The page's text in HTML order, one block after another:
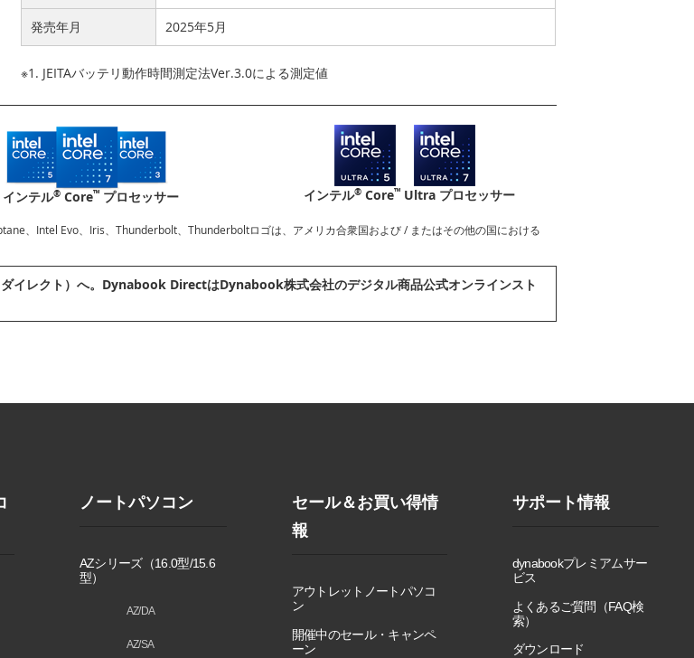
発売年月 2025年5月
※1. JEITAバッテリ動作時間測定法Ver.3.0による測定値
インテル® Core™ プロセッサー インテル®Core™Ultra プロセッサー
、Intel Evo、Iris、Thunderbolt、Thunderboltロゴは、アメリカ合衆国および / またはその他の国における
イレクト）へ。Dynabook DirectはDynabook株式会社のデジタル商品公式オンラインスト
ノートパソコン
AZシリーズ（16.0型/15.6
型）
AZ/DA
AZ/SA
セール＆お買い得情
報
アウトレットノートパソコ
ン
開催中のセール・キャンペ
ーン
サポート情報
dynabookプレミアムサー
ビス
よくあるご質問（FAQ検
索）
ダウンロード